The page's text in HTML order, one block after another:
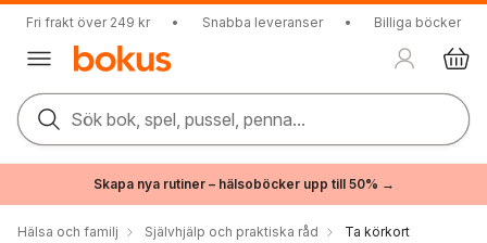
Fri frakt över 249 kr • Snabba leveranser • Billiga böcker
Sök bok, spel, pussel, penna...
Skapa nya rutiner – hälsoböcker upp till 50% →
Hälsa och familj Självhjälp och praktiska råd Ta körkort